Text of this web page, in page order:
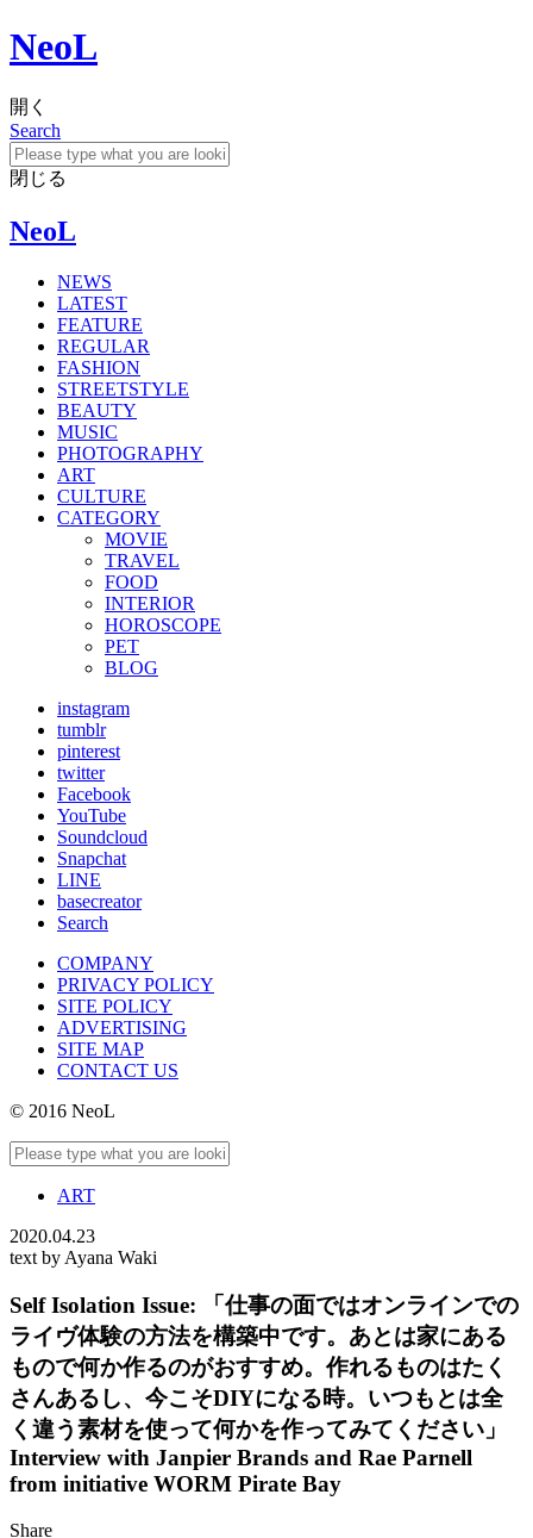
NeoL
開く
Search
閉じる
NeoL
NEWS
LATEST
FEATURE
REGULAR
FASHION
STREETSTYLE
BEAUTY
MUSIC
PHOTOGRAPHY
ART
CULTURE
CATEGORY
MOVIE
TRAVEL
FOOD
INTERIOR
HOROSCOPE
PET
BLOG
instagram
tumblr
pinterest
twitter
Facebook
YouTube
Soundcloud
Snapchat
LINE
basecreator
Search
COMPANY
PRIVACY POLICY
SITE POLICY
ADVERTISING
SITE MAP
CONTACT US
© 2016 NeoL
ART
2020.04.23
text by Ayana Waki
Self Isolation Issue: 「仕事の面ではオンラインでの
ライヴ体験の方法を構築中です。あとは家にある
もので何か作るのがおすすめ。作れるものはたく
さんあるし、今こそDIYになる時。いつもとは全
く違う素材を使って何かを作ってみてください」
Interview with Janpier Brands and Rae Parnell
from initiative WORM Pirate Bay
Share